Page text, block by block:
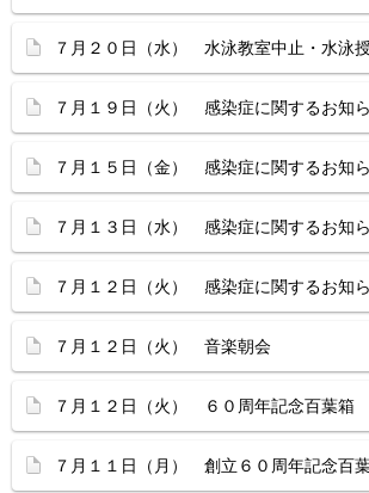
７月２０日（水） 水泳教室中止・水泳
７月１９日（火） 感染症に関するお知
７月１５日（金） 感染症に関するお知
７月１３日（水） 感染症に関するお知
７月１２日（火） 感染症に関するお知
７月１２日（火） 音楽朝会
７月１２日（火） ６０周年記念百葉箱
７月１１日（月） 創立６０周年記念百